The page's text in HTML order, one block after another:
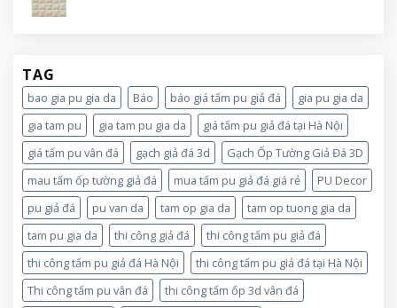
TAG
bao gia pu gia da Báo báo giá tấm pu giả đá
gia pu gia da
gia tam pu
gia tam pu gia da
giá tấm pu giả đá tại Hà Nội
giá tấm pu vân đá
gạch giả đá 3d
Gạch Ốp Tường Giả Đá 3D
mau tấm ốp tường giả đá
mua tấm pu giả đá giá rẻ
PU Decor
pu giả đá
pu van da tam op gia da
tam op tuong gia da
tam pu gia da
thi công giả đá
thi công tấm pu giả đá
thi công tấm pu giả đá Hà Nội
thi công tấm pu giả đá tại Hà Nội
Thi công tấm pu vân đá
thi công tấm ốp 3d vân đá